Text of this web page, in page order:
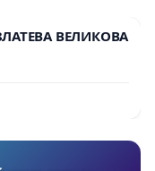
ВЕЛИКОВА